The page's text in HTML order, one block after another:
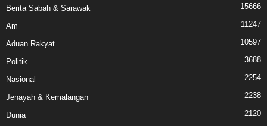
Berita Sabah & Sarawak 15666
Am 11247
Aduan Rakyat 10597
Politik 3688
Nasional 2254
Jenayah & Kemalangan 2238
Dunia 2120